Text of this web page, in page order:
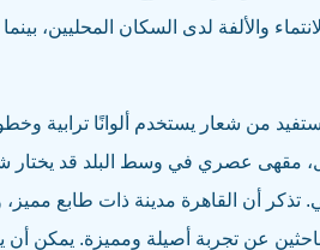
والألفة لدى السكان المحليين، بينما
من شعار يستخدم ألوانًا ترابية
مقهى عصري في وسط البلد قد
تذكر أن القاهرة مدينة ذات طابع
عن تجربة أصيلة ومميزة. يمكن